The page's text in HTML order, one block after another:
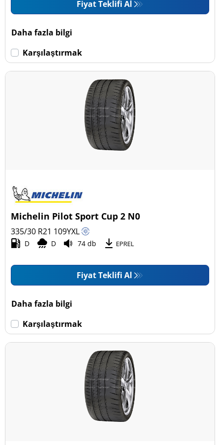
Fiyat Teklifi Al
Daha fazla bilgi
Karşılaştırmak
Michelin Pilot Sport Cup 2 N0
335/30 R21 109YXL
D D 74 db EPREL
Fiyat Teklifi Al
Daha fazla bilgi
Karşılaştırmak